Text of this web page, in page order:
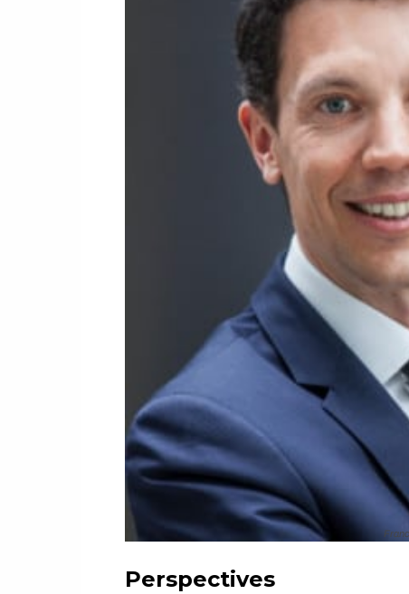
Perspectives